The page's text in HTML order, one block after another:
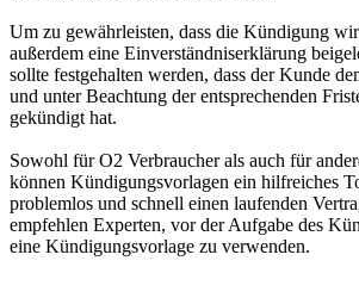
Um zu gewährleisten, dass die Kündigung
außerdem eine Einverständniserklärung
sollte festgehalten werden, dass der Kunde
und unter Beachtung der entsprechenden
gekündigt hat.
Sowohl für O2 Verbraucher als auch für
können Kündigungsvorlagen ein hilfreiches
problemlos und schnell einen laufenden
empfehlen Experten, vor der Aufgabe des
eine Kündigungsvorlage zu verwenden.